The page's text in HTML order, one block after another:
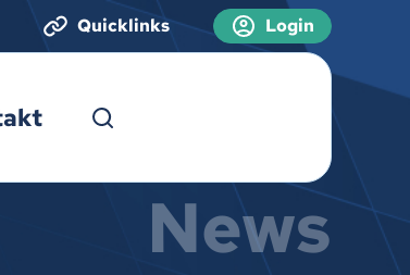
Quicklinks Login
News